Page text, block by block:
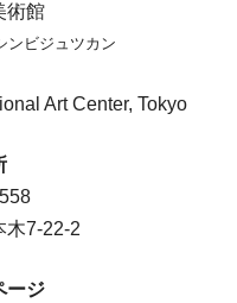
術館
ンビジュツカン
Art Center, Tokyo
木7-22-2
ージ